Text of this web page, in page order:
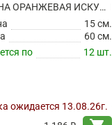
ГЕОРГИНА ОРАНЖЕВАЯ ИСКУССТВЕННАЯ
15 см.
60 см.
по
12 шт.
ожидается 13.08.26г.